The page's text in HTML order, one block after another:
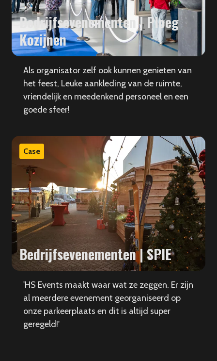
Bedrijfsevenementen | Ploeg
Kozijnen
Als organisator zelf ook kunnen genieten van
het feest, Leuke aankleding van de ruimte,
vriendelijk en meedenkend personeel en een
goede sfeer!
Case
Bedrijfsevenementen | SPIE
'HS Events maakt waar wat ze zeggen. Er zijn
al meerdere evenement georganiseerd op
onze parkeerplaats en dit is altijd super
geregeld!'